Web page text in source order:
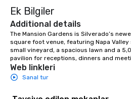
Ek Bilgiler
Additional details
The Mansion Gardens is Silverado’s
square foot venue, featuring Napa
small vineyard, a spacious lawn and a
pavilion for receptions, dinners and
Web linkleri
Sanal tur